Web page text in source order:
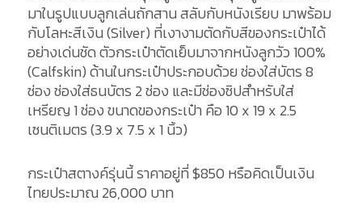
มาในรูปแบบลูกเล่นถักสาน สลับกับหนังเรียบ มาพร้อม
กับโลหะสีเงิน (Silver) ที่เงางามตัดกับสีของกระเป๋าได้
อย่างเด่นชัด ตัวกระเป๋าตัดเย็บมาจากหนังลูกวัว 100%
(Calfskin) ด้านในกระเป๋าประกอบด้วย ช่องใส่บัตร 8
ช่อง ช่องใส่ธนบัตร 2 ช่อง และมีช่องซิปสำหรับใส่
เหรียญ 1 ช่อง ขนาดของกระเป๋า คือ 10 x 19 x 2.5
เซนติเมตร (3.9 x 7.5 x 1 นิ้ว)
กระเป๋าสตางค์รุ่นนี้ ราคาอยู่ที่ $850 หรือคิดเป็นเงิน
ไทยประมาณ 26,000 บาท